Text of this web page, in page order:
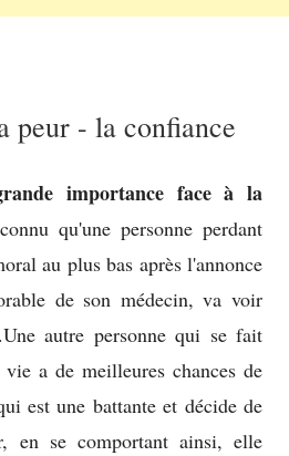
peur - la confiance
importance face à la
qu'une personne perdant
au plus bas après l'annonce
de son médecin, va voir
autre personne qui se fait
a de meilleures chances de
est une battante et décide de
en se comportant ainsi, elle